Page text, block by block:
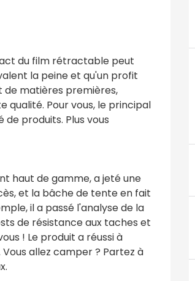
du film rétractable peut
la peine et qu'un profit
matières premières,
Pour vous, le principal
produits. Plus vous
haut de gamme, a jeté une
et la bâche de tente en fait
il a passé l'analyse de la
de résistance aux taches et
! Le produit a réussi à
allez camper ? Partez à